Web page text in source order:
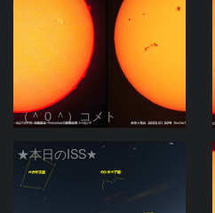
（＾０＾）コメト
★本日のISS★